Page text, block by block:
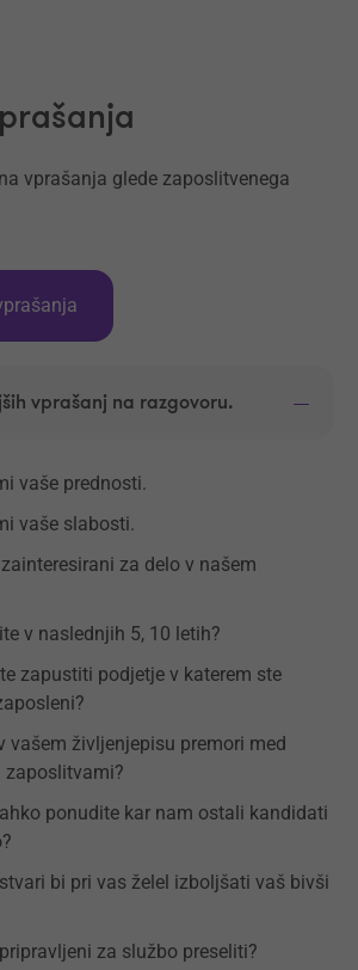
vprašanja glede zaposlitvenega
vprašanj na razgovoru.
vaše prednosti.
vaše slabosti.
za delo v našem
v naslednjih 5, 10 letih?
zapustiti podjetje v katerem ste
vašem življenjepisu premori med
zaposlitvami?
ponudite kar nam ostali kandidati
bi pri vas želel izboljšati vaš bivši
za službo preseliti?